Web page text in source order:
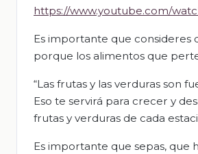
https://www.youtube.com/
Es importante que consideres
porque los alimentos que
“Las frutas y las verduras son
Eso te servirá para crecer y
frutas y verduras de cada
Es importante que sepas, que